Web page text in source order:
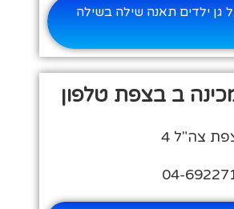
ילדים תאנה שילה בשילה
ב בצפת טלפון
צה"ל 4